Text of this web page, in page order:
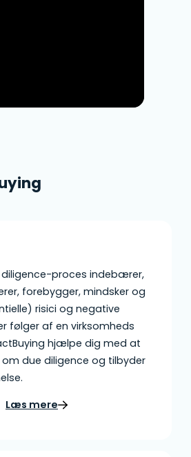
diligence-proces indebærer,
forebygger, mindsker og
risici og negative
følger af en virksomheds
hjælpe dig med at
due diligence og tilbyder
Læs mere